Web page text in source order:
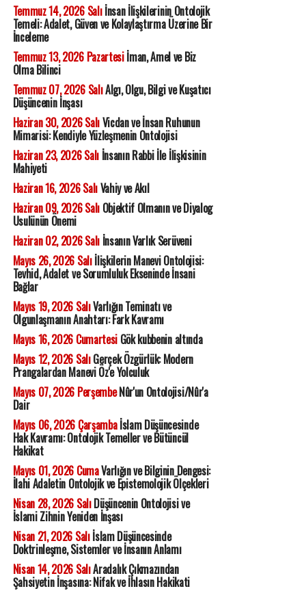
Temmuz 14, 2026 Salıİnsan İlişkilerinin Ontolojik
Temeli: Adalet, Güven ve Kolaylaştırma Üzerine Bir
İnceleme
Temmuz 13, 2026 Pazartesiİman, Amel ve Biz
Olma Bilinci
Temmuz 07, 2026 SalıAlgı, Olgu, Bilgi ve Kuşatıcı
Düşüncenin İnşası
Haziran 30, 2026 SalıVicdan ve İnsan Ruhunun
Mimarisi: Kendiyle Yüzleşmenin Ontolojisi
Haziran 23, 2026 Salıİnsanın Rabbi İle İlişkisinin
Mahiyeti
Haziran 16, 2026 SalıVahiy ve Akıl
Haziran 09, 2026 SalıObjektif Olmanın ve Diyalog
Usulünün Önemi
Haziran 02, 2026 Salıİnsanın Varlık Serüveni
Mayıs 26, 2026 Salıİlişkilerin Manevi Ontolojisi:
Tevhid, Adalet ve Sorumluluk Ekseninde İnsani
Bağlar
Mayıs 19, 2026 SalıVarlığın Teminatı ve
Olgunlaşmanın Anahtarı: Fark Kavramı
Mayıs 16, 2026 CumartesiGök kubbenin altında
Mayıs 12, 2026 SalıGerçek Özgürlük: Modern
Prangalardan Manevi Öz'e Yolculuk
Mayıs 07, 2026 PerşembeNûr'un Ontolojisi/Nûr'a
Dair
Mayıs 06, 2026 Çarşambaİslam Düşüncesinde
Hak Kavramı: Ontolojik Temeller ve Bütüncül
Hakikat
Mayıs 01, 2026 CumaVarlığın ve Bilginin Dengesi:
İlahi Adaletin Ontolojik ve Epistemolojik Ölçekleri
Nisan 28, 2026 SalıDüşüncenin Ontolojisi ve
İslami Zihnin Yeniden İnşası
Nisan 21, 2026 Salıİslam Düşüncesinde
Doktrinleşme, Sistemler ve İnsanın Anlamı
Nisan 14, 2026 SalıAradalık Çıkmazından
Şahsiyetin İnşasına: Nifak ve İhlasın Hakikati